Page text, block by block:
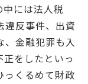
には法人税
違反事件、出資
、金融犯罪も入
をしたといっ
っくるめて財政